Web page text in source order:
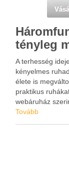
tényleg
A terhesség
kényelmes
élete is
praktikus
webáruház
élethelyzetben
Tovább